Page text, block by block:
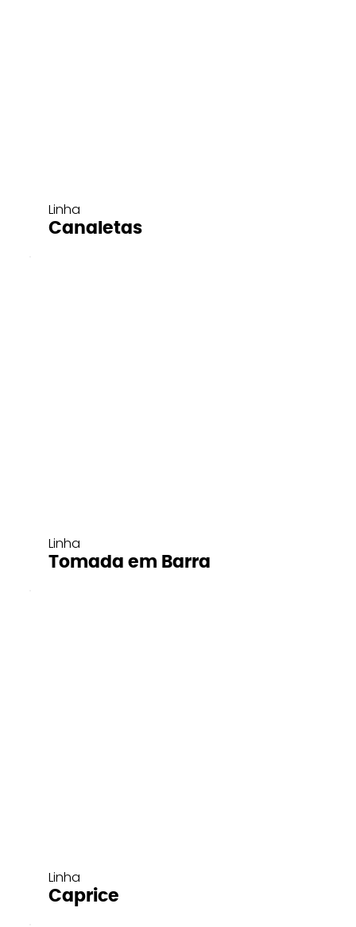
Linha
Canaletas
Linha
Tomada em Barra
Linha
Caprice